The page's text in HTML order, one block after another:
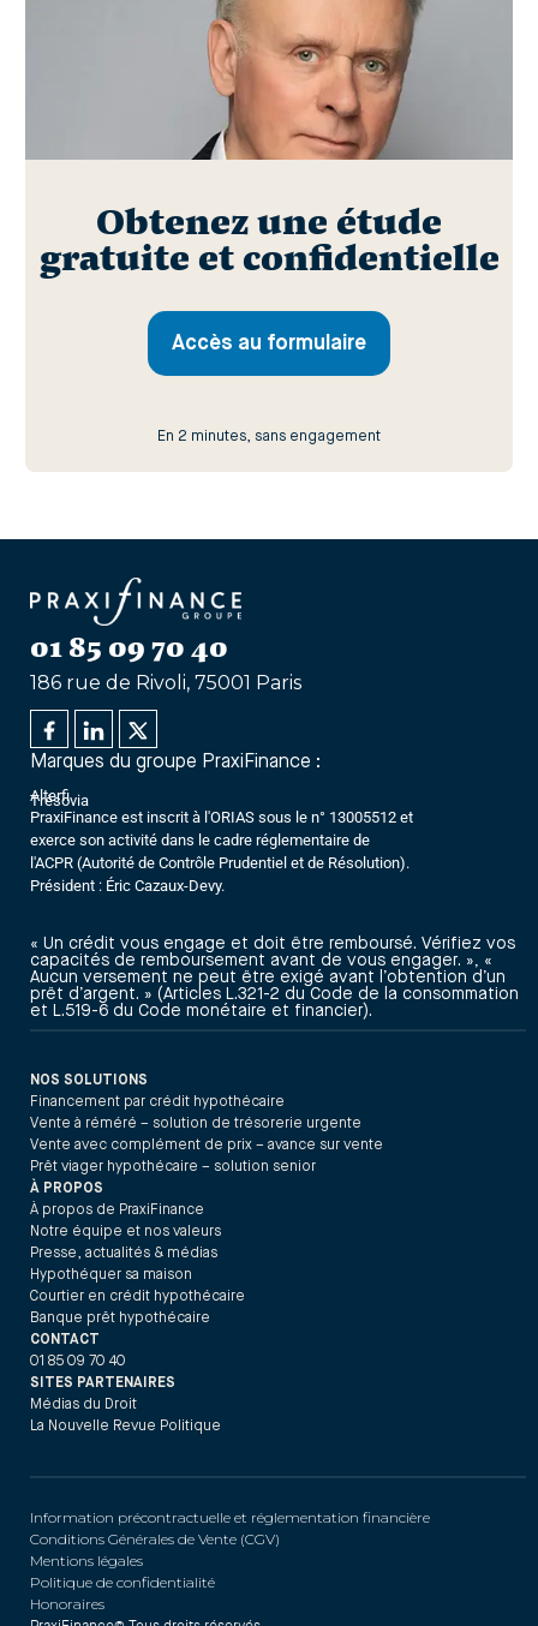
Obtenez une étude
gratuite et confidentielle
Accès au formulaire
En 2 minutes, sans engagement
01 85 09 70 40
186 rue de Rivoli, 75001 Paris
Marques du groupe PraxiFinance :
Alterfi
Trésovia
PraxiFinance est inscrit à l'ORIAS sous le n° 13005512 et
exerce son activité dans le cadre réglementaire de
l'ACPR (Autorité de Contrôle Prudentiel et de Résolution).
Président : Éric Cazaux-Devy.
« Un crédit vous engage et doit être remboursé. Vérifiez vos
capacités de remboursement avant de vous engager. », «
Aucun versement ne peut être exigé avant l’obtention d’un
prêt d’argent. » (Articles L.321-2 du Code de la consommation
et L.519-6 du Code monétaire et financier).
NOS SOLUTIONS
Financement par crédit hypothécaire
Vente à réméré – solution de trésorerie urgente
Vente avec complément de prix – avance sur vente
Prêt viager hypothécaire – solution senior
À PROPOS
À propos de PraxiFinance
Notre équipe et nos valeurs
Presse, actualités & médias
Hypothéquer sa maison
Courtier en crédit hypothécaire
Banque prêt hypothécaire
CONTACT
01 85 09 70 40
SITES PARTENAIRES
Médias du Droit
La Nouvelle Revue Politique
Information précontractuelle et réglementation financière
Conditions Générales de Vente (CGV)
Mentions légales
Politique de confidentialité
Honoraires